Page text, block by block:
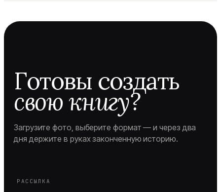
Готовы создать
свою книгу?
Загрузите фото, выберите формат — и через два
дня держите в руках законченную историю.
РАССЫЛКА